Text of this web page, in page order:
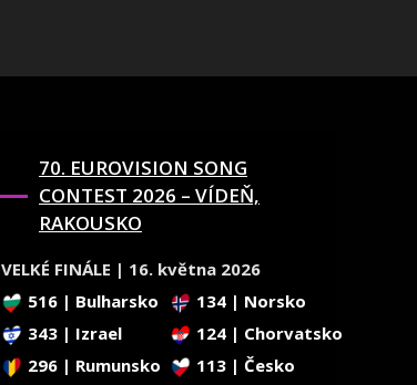
70. EUROVISION SONG
CONTEST 2026 – VÍDEŇ,
RAKOUSKO
VELKÉ FINÁLE | 16. května 2026
516 | Bulharsko
134 | Norsko
343 | Izrael
124 | Chorvatsko
296 | Rumunsko
113 | Česko